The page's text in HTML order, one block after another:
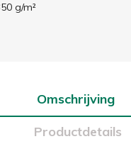
g/m²
Omschrijving
Productdetails